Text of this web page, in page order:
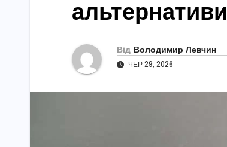
альтернативи
Від Володимир Левчин
ЧЕР 29, 2026